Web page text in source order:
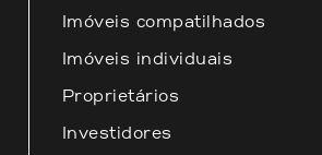
Imóveis compatilhados
Imóveis individuais
Proprietários
Investidores